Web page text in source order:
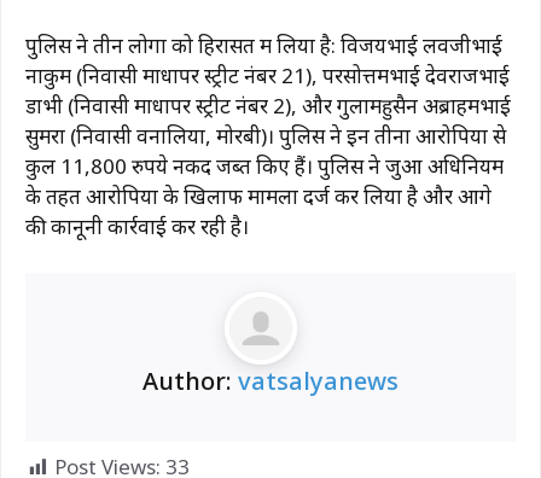
पुलिस ने तीन लोगों को हिरासत में लिया है: विजयभाई लवजीभाई
नाकुम (निवासी माधापर स्ट्रीट नंबर 21), परसोत्तमभाई देवराजभाई
डाभी (निवासी माधापर स्ट्रीट नंबर 2), और गुलामहुसैन अब्राहमभाई
सुमरा (निवासी वनालिया, मोरबी)। पुलिस ने इन तीनों आरोपियों से
कुल 11,800 रुपये नकद जब्त किए हैं। पुलिस ने जुआ अधिनियम
के तहत आरोपियों के खिलाफ मामला दर्ज कर लिया है और आगे
की कानूनी कार्रवाई कर रही है।
Author: vatsalyanews
Post Views: 33